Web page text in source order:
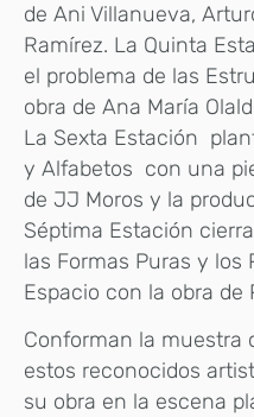
de Ani Villanueva,
Ramírez. La Quinta
el problema de las
obra de Ana María
La Sexta Estación
y Alfabetos con una
de JJ Moros y la
Séptima Estación
las Formas Puras y los
Espacio con la obra de
Conforman la muestra
estos reconocidos
su obra en la escena